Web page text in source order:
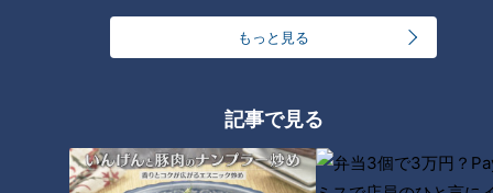
もっと見る
記事で見る
にインキを染み込ませることで、何度でも使えるようになるの
大量の塩をゴムに混ぜ合わせ、熱湯で一晩かけて抜くと、無数
の小さい穴ができます。この穴にインキをたっぷり蓄えること
ができるので、何度でも使えるそうです。その回数はなんと1